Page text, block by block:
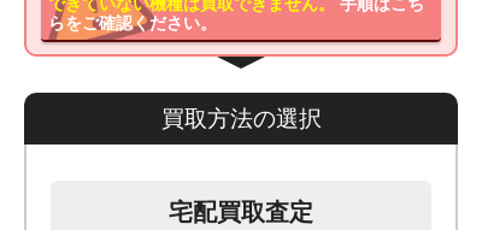
らをご確認ください。
買取方法の選択
宅配買取査定